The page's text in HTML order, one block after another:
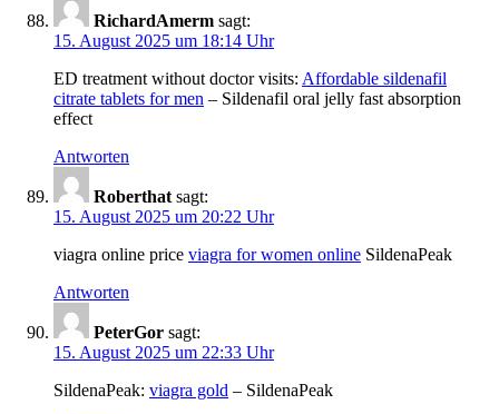
RichardAmerm sagt:
15. August 2025 um 18:14 Uhr
ED treatment without doctor visits: Affordable sildenafil
citrate tablets for men – Sildenafil oral jelly fast absorption
effect
Antworten
Roberthat sagt:
15. August 2025 um 20:22 Uhr
viagra online price viagra for women online SildenaPeak
Antworten
PeterGor sagt:
15. August 2025 um 22:33 Uhr
SildenaPeak: viagra gold – SildenaPeak